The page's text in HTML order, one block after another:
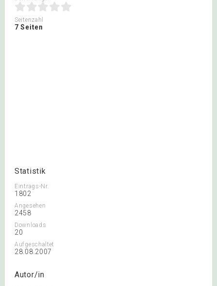
Seitenzahl
7 Seiten
Statistik
Eintrags-Nr.
1802
Angesehen
2458
Downloads
20
Aufgeschaltet
28.08.2007
Autor/in